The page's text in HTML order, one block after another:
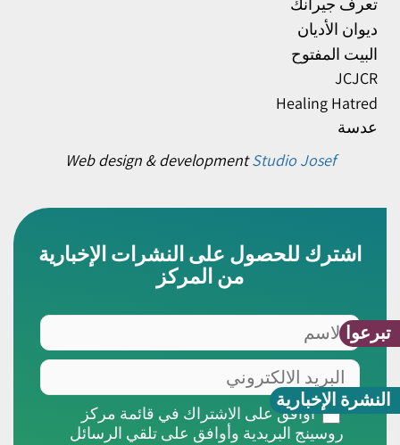
تبرعوا
النشرة الإخبارية
تعرف جيرانك
ديوان الأديان
البيت المفتوح
JCJCR
Healing Hatred
عدسة
Web design & developmentStudio Josef
اشترك للحصول على النشرات الإخبارية
من المركز
الاسم
البريد
الالكتروني
أوافق
على
أوافق على الاشتراك في قائمة مركز
روسينج البريدية وأوافق على تلقي الرسائل